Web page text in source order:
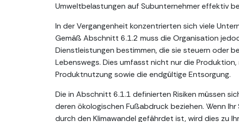
Umweltbelastungen auf Subunternehmer effektiv
In der Vergangenheit konzentrierten sich viele
Gemäß Abschnitt 6.1.2 muss die Organisation
Dienstleistungen bestimmen, die sie steuern oder
Lebenswegs. Dies umfasst nicht nur die
Produktnutzung sowie die endgültige Entsorgung.
Die in Abschnitt 6.1.1 definierten Risiken müssen
deren ökologischen Fußabdruck beziehen. Wenn
durch den Klimawandel gefährdet ist, wird dies zu